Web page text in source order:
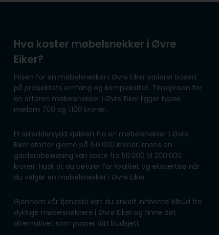
Hva koster møbelsnekker i Øvre
Eiker?
Prisen for en møbelsnekker i Øvre Eiker varierer basert
på prosjektets omfang og kompleksitet. Timeprisen for
en erfaren møbelsnekker i Øvre Eiker ligger typisk
mellom 700 og 1.100 kroner.
Et skreddersydd kjøkken fra en møbelsnekker i Øvre
Eiker starter gjerne på 150.000 kroner, mens en
garderobeløsning kan koste fra 50.000 til 200.000
kroner. Husk at du betaler for kvalitet og ekspertise når
du velger en møbelsnekker i Øvre Eiker.
Gjennom vår tjeneste kan du enkelt innhente tilbud fra
dyktige møbelsnekkere i Øvre Eiker og finne det
alternativet som passer ditt budsjett.